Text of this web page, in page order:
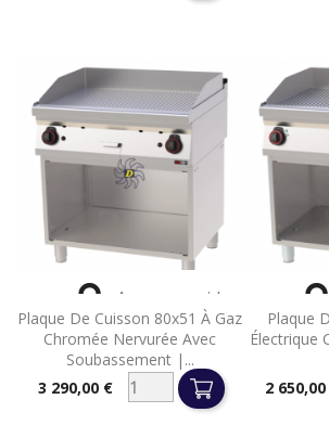
Plaque De Cuisson 80x51 À Gaz
Chromée Nervurée Avec
Soubassement |...
Prix3 290,00 €
 Aperçu rapide
Plaque
Électrique
Prix
2
